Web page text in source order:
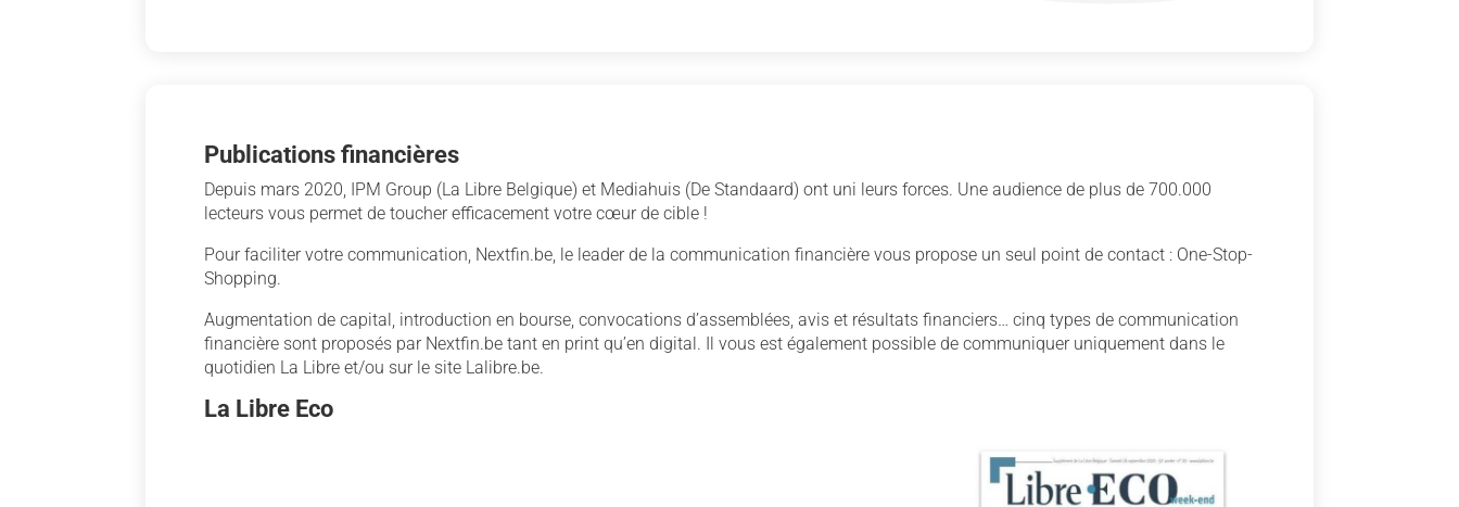
Publications financières
Depuis mars 2020, IPM Group (La Libre Belgique) et Mediahuis (De Standaard) ont uni leurs forces. Une audience de plus de 700.000
lecteurs vous permet de toucher efficacement votre cœur de cible !
Pour faciliter votre communication, Nextfin.be, le leader de la communication financière vous propose un seul point de contact : One-Stop-
Shopping.
Augmentation de capital, introduction en bourse, convocations d’assemblées, avis et résultats financiers… cinq types de communication
financière sont proposés par Nextfin.be tant en print qu’en digital. Il vous est également possible de communiquer uniquement dans le
quotidien La Libre et/ou sur le site Lalibre.be.
La Libre Eco